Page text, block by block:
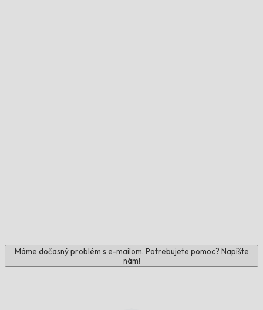
Máme dočasný problém s e-mailom. Potrebujete pomoc? Napíšte
nám!